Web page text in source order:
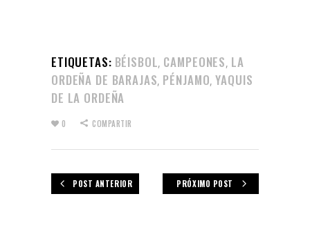
ETIQUETAS: BÉISBOL, CAMPEONES, LA
ORDEÑA DE BARAJAS, PÉNJAMO, YAQUIS
DE LA ORDEÑA
0 COMPARTIR
POST ANTERIOR PRÓXIMO POST